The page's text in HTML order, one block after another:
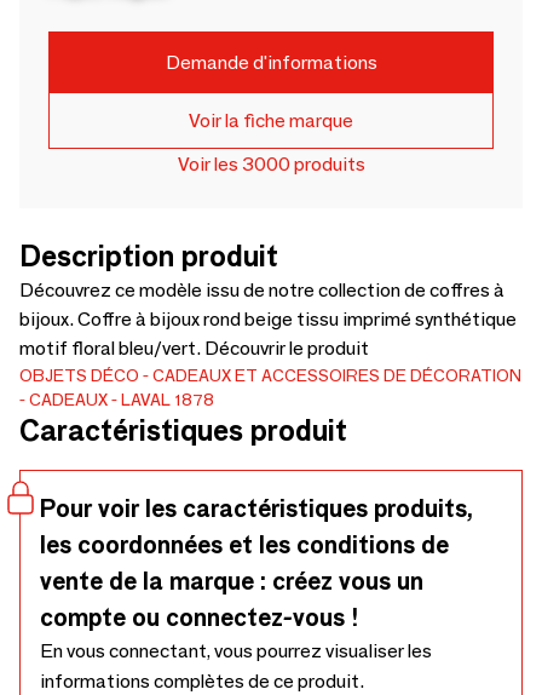
Demande d'informations
Voir la fiche marque
Voir les 3000 produits
Description produit
Découvrez ce modèle issu de notre collection de coffres à
bijoux. Coffre à bijoux rond beige tissu imprimé synthétique
motif floral bleu/vert. Découvrir le produit
OBJETS DÉCO
CADEAUX ET ACCESSOIRES DE DÉCORATION
CADEAUX
LAVAL 1878
Caractéristiques produit
Pour voir les caractéristiques produits,
les coordonnées et les conditions de
vente de la marque : créez vous un
compte ou connectez-vous !
En vous connectant, vous pourrez visualiser les
informations complètes de ce produit.